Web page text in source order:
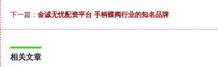
下一篇： 金诚无忧配资平台 手柄蝶阀行业的知名品牌
相关文章